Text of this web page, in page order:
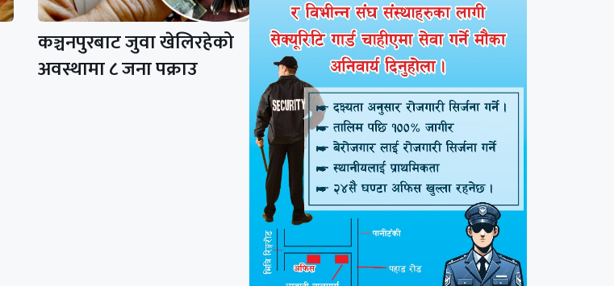
कञ्चनपुरबाट जुवा खेलिरहेको
अवस्थामा ८ जना पक्राउ